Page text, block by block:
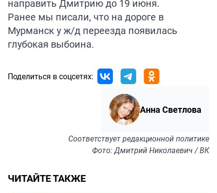
направить Дмитрию до 19 июня.
Ранее мы писали, что на дороге в
Мурманск у ж/д переезда появилась
глубокая выбоина.
Поделиться в соцсетях:
Анна Светлова
Соответствуетредакционной политике
Фото: Дмитрий Николаевич / ВК
ЧИТАЙТЕ ТАКЖЕ